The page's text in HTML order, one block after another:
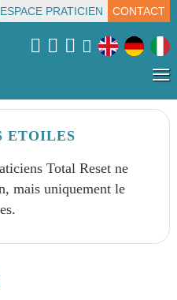
ESPACE PRATICIEN CONTACT
≡
ETOILES
Total Reset ne
mais uniquement le